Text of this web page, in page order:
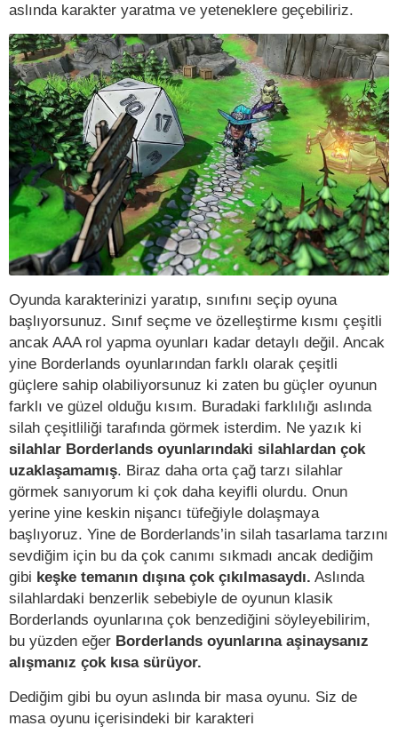
aslında karakter yaratma ve yeteneklere geçebiliriz.
Oyunda karakterinizi yaratıp, sınıfını seçip oyuna
başlıyorsunuz. Sınıf seçme ve özelleştirme kısmı çeşitli
ancak AAA rol yapma oyunları kadar detaylı değil. Ancak
yine Borderlands oyunlarından farklı olarak çeşitli
güçlere sahip olabiliyorsunuz ki zaten bu güçler oyunun
farklı ve güzel olduğu kısım. Buradaki farklılığı aslında
silah çeşitliliği tarafında görmek isterdim. Ne yazık ki
silahlar Borderlands oyunlarındaki silahlardan çok
uzaklaşamamış. Biraz daha orta çağ tarzı silahlar
görmek sanıyorum ki çok daha keyifli olurdu. Onun
yerine yine keskin nişancı tüfeğiyle dolaşmaya
başlıyoruz. Yine de Borderlands’in silah tasarlama tarzını
sevdiğim için bu da çok canımı sıkmadı ancak dediğim
gibi keşke temanın dışına çok çıkılmasaydı. Aslında
silahlardaki benzerlik sebebiyle de oyunun klasik
Borderlands oyunlarına çok benzediğini söyleyebilirim,
bu yüzden eğer Borderlands oyunlarına aşinaysanız
alışmanız çok kısa sürüyor.
Dediğim gibi bu oyun aslında bir masa oyunu. Siz de
masa oyunu içerisindeki bir karakteri